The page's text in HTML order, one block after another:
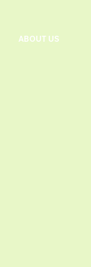
ABOUT US